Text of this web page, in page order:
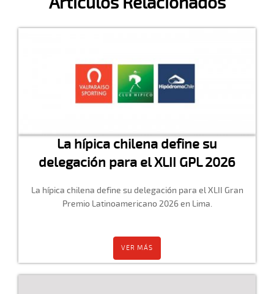
La hípica chilena define su
delegación para el XLII GPL 2026
La hípica chilena define su delegación para el XLII Gran
Premio Latinoamericano 2026 en Lima.
VER MÁS